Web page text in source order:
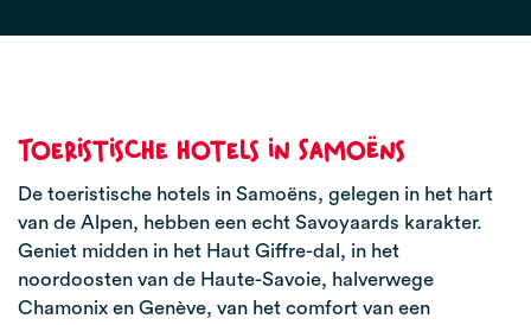
Toeristische hotels in Samoëns
De toeristische hotels in Samoëns, gelegen in het hart
van de Alpen, hebben een echt Savoyaards karakter.
Geniet midden in het Haut Giffre-dal, in het
noordoosten van de Haute-Savoie, halverwege
Chamonix en Genève, van het comfort van een